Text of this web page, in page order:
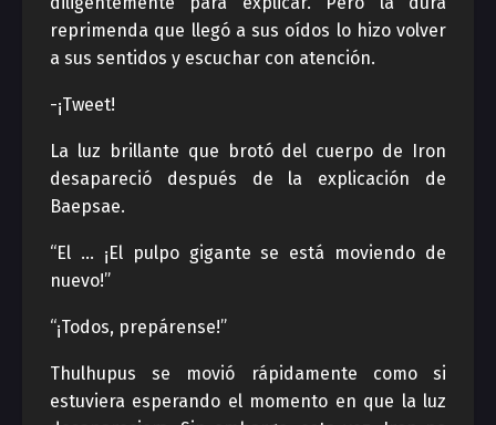
reprimenda que llegó a sus oídos lo hizo volver
a sus sentidos y escuchar con atención.
-¡Tweet!
La luz brillante que brotó del cuerpo de Iron
desapareció después de la explicación de
Baepsae.
“El … ¡El pulpo gigante se está moviendo de
nuevo!”
“¡Todos, prepárense!”
Thulhupus se movió rápidamente como si
estuviera esperando el momento en que la luz